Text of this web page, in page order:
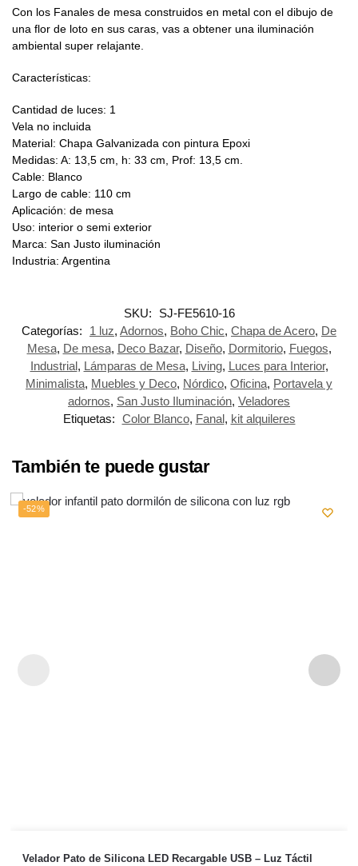
Con los Fanales de mesa construidos en metal con el dibujo de
una flor de loto en sus caras, vas a obtener una iluminación
ambiental super relajante.
Características:
Cantidad de luces: 1
Vela no incluida
Material: Chapa Galvanizada con pintura Epoxi
Medidas: A: 13,5 cm, h: 33 cm, Prof: 13,5 cm.
Cable: Blanco
Largo de cable: 110 cm
Aplicación: de mesa
Uso: interior o semi exterior
Marca: San Justo iluminación
Industria: Argentina
SKU:
SJ-FE5610-16
Categorías:
1 luz, Adornos, Boho Chic, Chapa de Acero, De
Mesa, De mesa, Deco Bazar, Diseño, Dormitorio, Fuegos,
Industrial, Lámparas de Mesa, Living, Luces para Interior,
Minimalista, Muebles y Deco, Nórdico, Oficina, Portavela y
adornos, San Justo Iluminación, Veladores
Etiquetas: Color Blanco, Fanal, kit alquileres
También te puede gustar
-52%
Velador Pato de Silicona LED Recargable USB – Luz Táctil